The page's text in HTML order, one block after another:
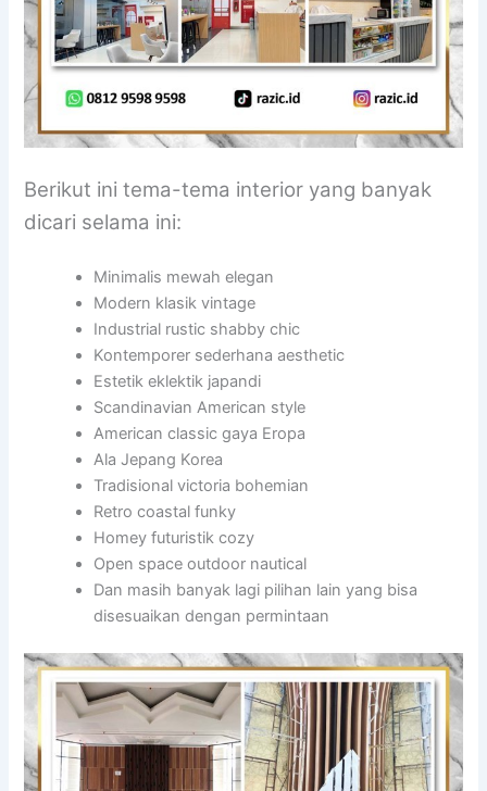
Berikut ini tema-tema interior yang banyak
dicari selama ini:
Minimalis mewah elegan
Modern klasik vintage
Industrial rustic shabby chic
Kontemporer sederhana aesthetic
Estetik eklektik japandi
Scandinavian American style
American classic gaya Eropa
Ala Jepang Korea
Tradisional victoria bohemian
Retro coastal funky
Homey futuristik cozy
Open space outdoor nautical
Dan masih banyak lagi pilihan lain yang bisa
disesuaikan dengan permintaan